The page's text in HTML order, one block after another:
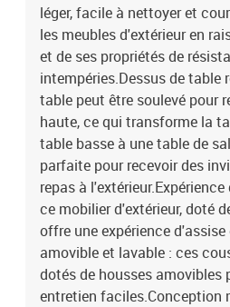
mousseMatériau de remplissage du
cotonDimensions du coussin de siège
é)Dimensions du coussin de dossier :
livraison contient :1 x canapé
avec accoudoirs1 x repose-pied1 x
dossier8 x coussin d'assise avec
léger, facile à nettoyer et
les meubles d'extérieur en
et de ses propriétés de
intempéries.Dessus de table
table peut être soulevé pour
haute, ce qui transforme la
table basse à une table de
parfaite pour recevoir des
repas à
ce mobilier d'extérieur, doté
offre une expérience
amovible et lavable : ces
dotés de housses amovibles
entretien faciles.Conception